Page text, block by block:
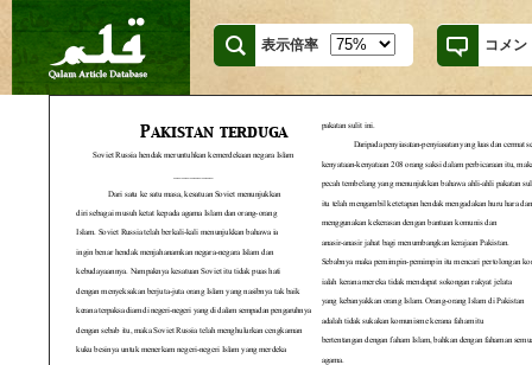
表示倍率 コメン